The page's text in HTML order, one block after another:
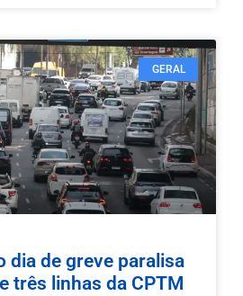
GERAL
dia de greve paralisa
três linhas da CPTM